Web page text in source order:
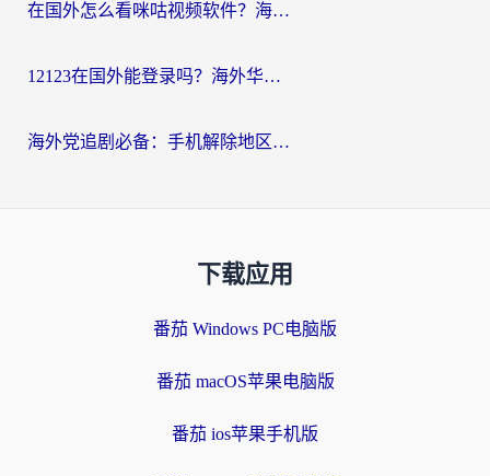
在国外怎么看咪咕视频软件？海外党亲测有效的回国加速方案
12123在国外能登录吗？海外华人必看的回国加速实用指南
海外党追剧必备：手机解除地区限制app怎么选？解决央视视频&国内剧地区限制全指南
下载应用
番茄 Windows PC电脑版
番茄 macOS苹果电脑版
番茄 ios苹果手机版